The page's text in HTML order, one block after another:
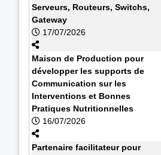
Serveurs, Routeurs, Switchs,
Gateway
17/07/2026
Maison de Production pour
développer les supports de
Communication sur les
Interventions et Bonnes
Pratiques Nutritionnelles
16/07/2026
Partenaire facilitateur pour